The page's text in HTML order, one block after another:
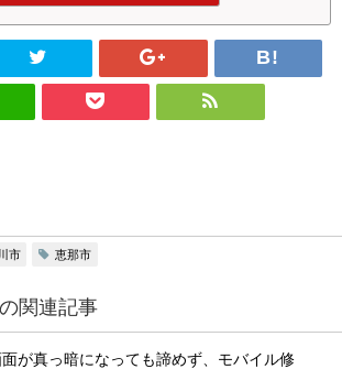
市 恵那市
の関連記事
面が真っ暗になっても諦めず、モバイル修